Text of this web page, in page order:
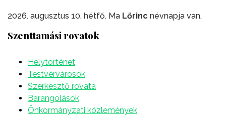
2026. augusztus 10. hétfő. Ma Lőrinc névnapja van.
Szenttamási rovatok
Helytörténet
Testvérvárosok
Szerkesztő rovata
Barangolások
Önkormányzati közlemények